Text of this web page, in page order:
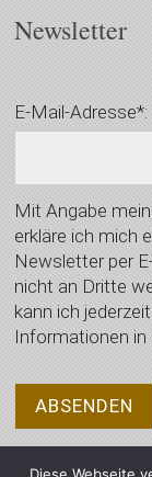
Newsletter
E-Mail-Adresse*:
Mit Angabe
erkläre ich mich
Newsletter per
nicht an Dritte
kann ich
Informationen in